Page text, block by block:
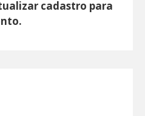
cadastro para